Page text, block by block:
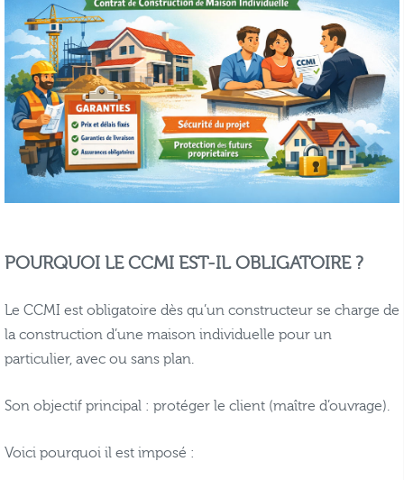
POURQUOI LE CCMI EST-IL OBLIGATOIRE ?
Le CCMI est obligatoire dès qu’un constructeur se charge de
la construction d’une maison individuelle pour un
particulier, avec ou sans plan.
Son objectif principal : protéger le client (maître d’ouvrage).
Voici pourquoi il est imposé :